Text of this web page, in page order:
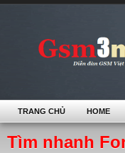
Tìm nhanh
TRANG CHỦ HOME